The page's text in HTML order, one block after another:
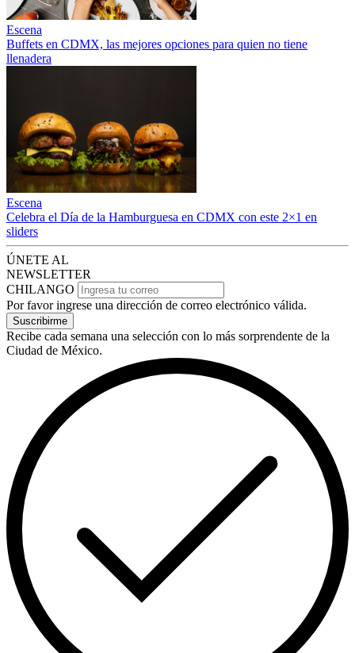
Escena
Buffets en CDMX, las mejores opciones para quien no tiene
llenadera
Escena
Celebra el Día de la Hamburguesa en CDMX con este 2×1 en
sliders
ÚNETE AL
NEWSLETTER
CHILANGO
Por favor ingrese una dirección de correo electrónico válida.
Suscribirme
Recibe cada semana una selección con lo más sorprendente de la
Ciudad de México.